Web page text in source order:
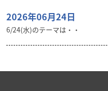
2026年06月24日
6/24(水)のテーマは・・